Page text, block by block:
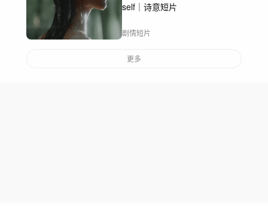
self｜诗意短片
剧情短片
更多